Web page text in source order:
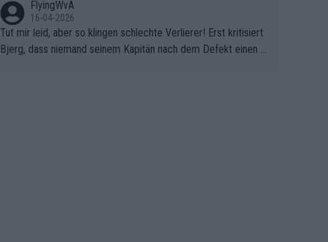
FlyingWvA
16-04-2026
Tut mir leid, aber so klingen schlechte Verlierer! Erst kritisiert
Bjerg, dass niemand seinem Kapitän nach dem Defekt einen r